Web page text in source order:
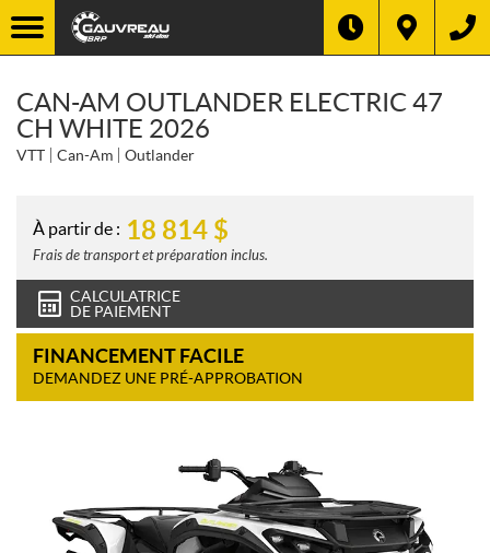
CAN-AM OUTLANDER ELECTRIC 47
CH WHITE 2026
VTT Can-Am Outlander
À partir de : 18 814 $
Frais de transport et préparation inclus.
CALCULATRICE
DE PAIEMENT
FINANCEMENT FACILE
DEMANDEZ UNE PRÉ-APPROBATION